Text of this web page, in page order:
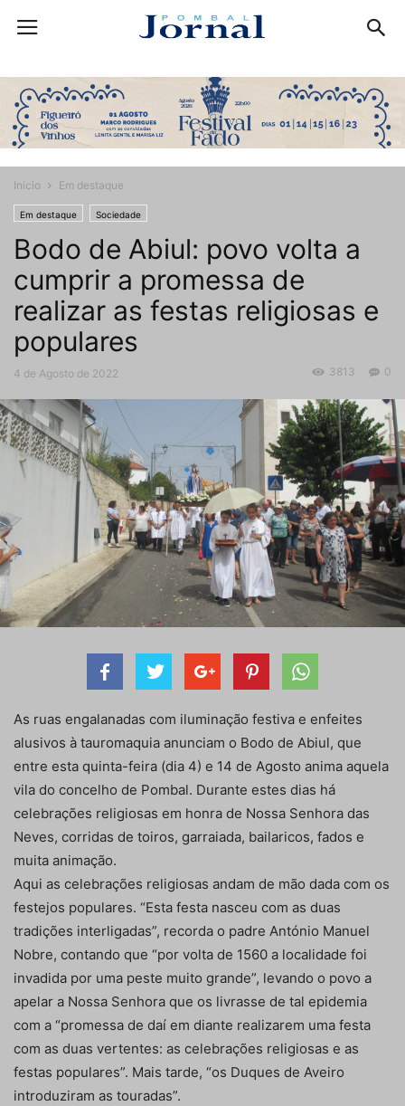
Início Em destaque
Em destaque Sociedade
Bodo de Abiul: povo volta a
cumprir a promessa de
realizar as festas religiosas e
populares
4 de Agosto de 2022 0
3813
As ruas engalanadas com iluminação festiva e enfeites
alusivos à tauromaquia anunciam o Bodo de Abiul, que
entre esta quinta-feira (dia 4) e 14 de Agosto anima aquela
vila do concelho de Pombal. Durante estes dias há
celebrações religiosas em honra de Nossa Senhora das
Neves, corridas de toiros, garraiada, bailaricos, fados e
muita animação.
Aqui as celebrações religiosas andam de mão dada com os
festejos populares. “Esta festa nasceu com as duas
tradições interligadas”, recorda o padre António Manuel
Nobre, contando que “por volta de 1560 a localidade foi
invadida por uma peste muito grande”, levando o povo a
apelar a Nossa Senhora que os livrasse de tal epidemia
com a “promessa de daí em diante realizarem uma festa
com as duas vertentes: as celebrações religiosas e as
festas populares”. Mais tarde, “os Duques de Aveiro
introduziram as touradas”.